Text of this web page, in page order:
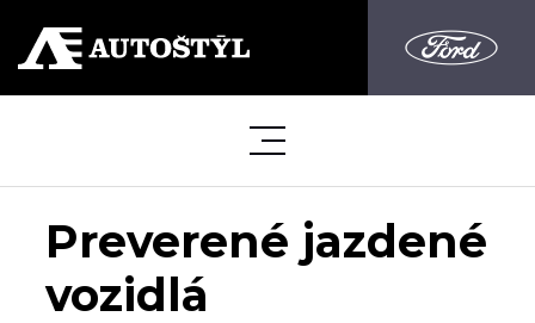
Preverené jazdené
vozidlá